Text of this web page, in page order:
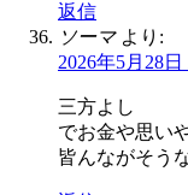
返信
ソーマ より:
2026年5月28日
三方よし
でお金や思い
皆んながそう